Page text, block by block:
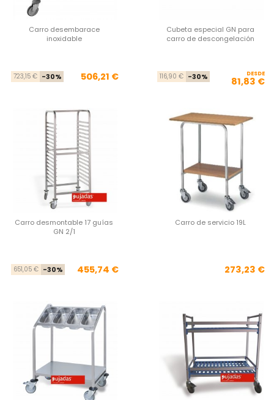
Carro desembarace
inoxidable
Precio base
723,15 € -30% Precio
506,21 €
Cubeta especial GN para
carro de descongelación
116,90 € -30% DESDE
81,83 €
Carro desmontable 17 guías
GN 2/1
Precio base
651,05 € -30% Precio
455,74 €
Carro de servicio 19L
273,23 €